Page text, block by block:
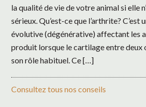
la qualité de vie de votre animal si elle
sérieux. Qu’est-ce que l’arthrite? C’est
évolutive (dégénérative) affectant les
produit lorsque le cartilage entre deux
son rôle habituel. Ce […]
Consultez tous nos conseils